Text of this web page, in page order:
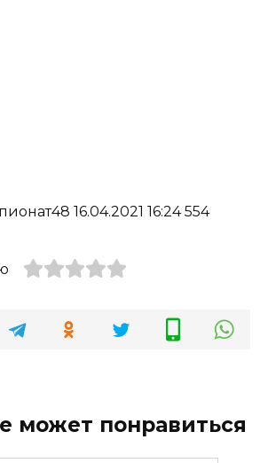
16.04.2021 16:24 554
может понравиться